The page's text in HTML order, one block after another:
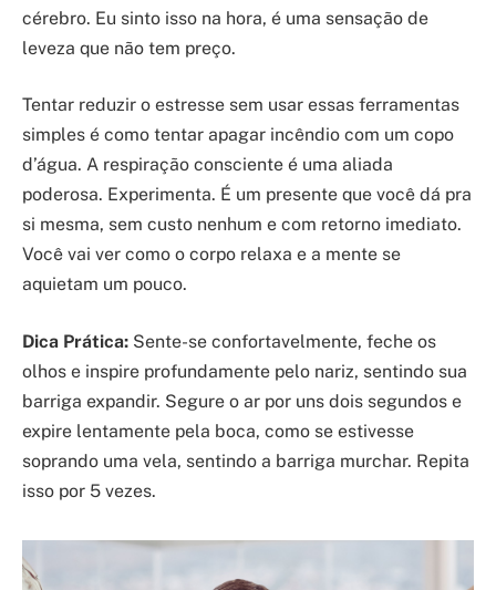
cérebro. Eu sinto isso na hora, é uma sensação de
leveza que não tem preço.
Tentar reduzir o estresse sem usar essas ferramentas
simples é como tentar apagar incêndio com um copo
d’água. A respiração consciente é uma aliada
poderosa. Experimenta. É um presente que você dá pra
si mesma, sem custo nenhum e com retorno imediato.
Você vai ver como o corpo relaxa e a mente se
aquietam um pouco.
Dica Prática: Sente-se confortavelmente, feche os
olhos e inspire profundamente pelo nariz, sentindo sua
barriga expandir. Segure o ar por uns dois segundos e
expire lentamente pela boca, como se estivesse
soprando uma vela, sentindo a barriga murchar. Repita
isso por 5 vezes.